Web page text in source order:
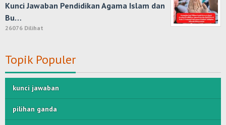
Kunci Jawaban Pendidikan Agama Islam dan
Bu…
26076 Dilihat
Topik Populer
kunci jawaban
pilihan ganda